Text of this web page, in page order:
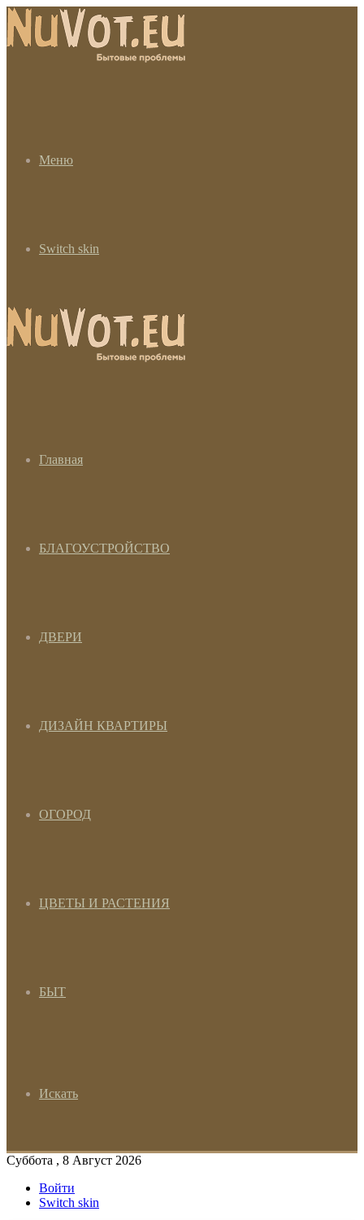
Меню
Switch skin
Главная
БЛАГОУСТРОЙСТВО
ДВЕРИ
ДИЗАЙН КВАРТИРЫ
ОГОРОД
ЦВЕТЫ И РАСТЕНИЯ
БЫТ
Искать
Суббота , 8 Август 2026
Войти
Switch skin